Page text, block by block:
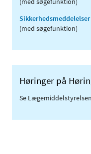
(med søgefunktion)
Høringer på
Se